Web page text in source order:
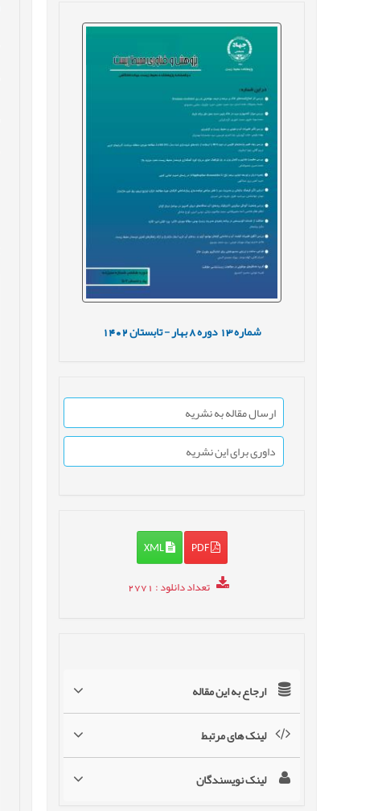
شماره13 دوره بهار - تابستان1402
ارسال مقاله به نشریه
داوری برای این نشریه
PDF
XML
تعداد دانلود: 2771
ارجاع به این مقاله
لینک های مرتبط
لینک نویسندگان